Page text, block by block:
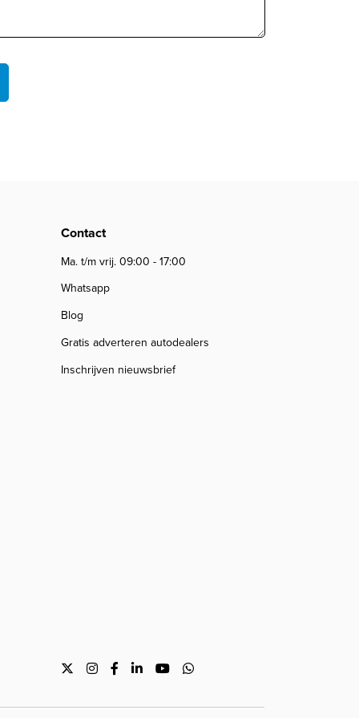
Contact
Ma. t/m vrij. 09:00 - 17:00
Whatsapp
Blog
Gratis adverteren autodealers
Inschrijven nieuwsbrief